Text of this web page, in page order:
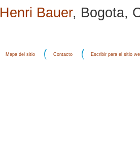
Henri Bauer, Bogota,
Mapa del sitio Contacto Escribir para el sitio